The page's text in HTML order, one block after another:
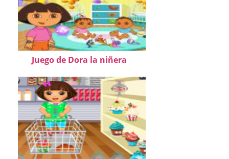
Juego de Dora la niñera